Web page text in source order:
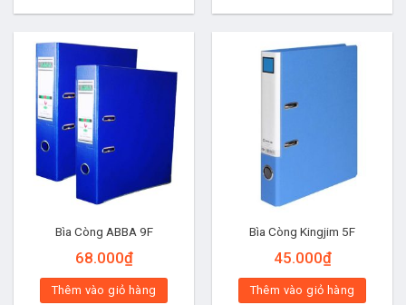
Bìa Còng ABBA 9F
68.000₫
Thêm vào giỏ hàng
Bìa Còng Kingjim 5F
45.000₫
Thêm vào giỏ hàng